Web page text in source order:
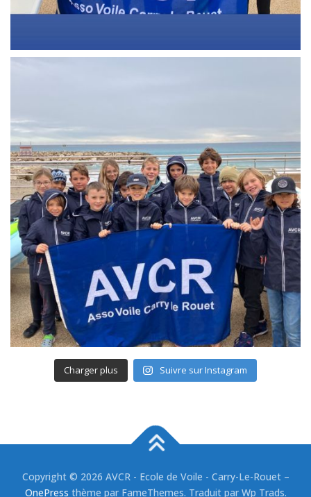
Charger plus Suivre sur Instagram
Copyright © 2026 AVCR - Ecole de Voile - Carry-Le-Rouet –
OnePress thème par FameThemes. Traduit par Wp Trads.